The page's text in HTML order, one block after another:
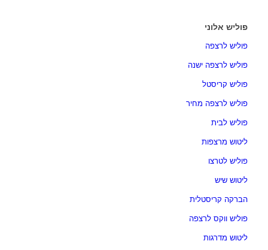
פוליש אלוני
פוליש לרצפה
פוליש לרצפה ישנה
פוליש קריסטל
פוליש לרצפה מחיר
פוליש לבית
ליטוש מרצפות
פוליש לטרצו
ליטוש שיש
הברקה קריסטלית
פוליש ווקס לרצפה
ליטוש מדרגות